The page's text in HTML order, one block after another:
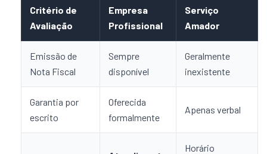
Critério de
Avaliação
Empresa
Profissional
Serviço
Amador
Emissão de
Nota Fiscal
Sempre
disponível
Geralmente
inexistente
Garantia por
escrito
Oferecida
formalmente
Apenas verbal
Horário